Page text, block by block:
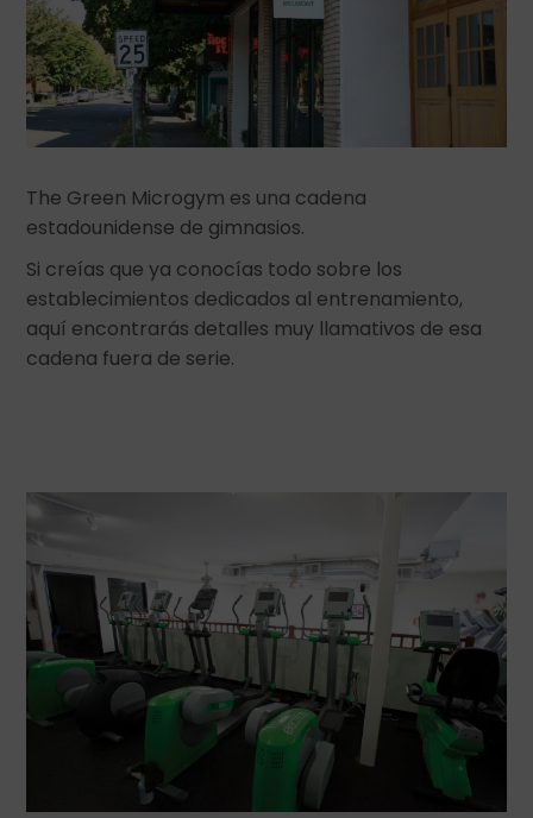
The Green Microgym es una cadena
estadounidense de gimnasios.
Si creías que ya conocías todo sobre los
establecimientos dedicados al entrenamiento,
aquí encontrarás detalles muy llamativos de esa
cadena fuera de serie.